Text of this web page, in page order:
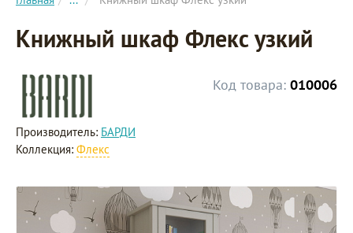
Книжный шкаф Флекс узкий
Код товара: 010006
Производитель: БАРДИ
Коллекция: Флекс